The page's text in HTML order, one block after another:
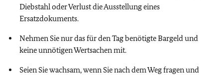
Diebstahl oder Verlust die Ausstellung eines
Ersatzdokuments.
Nehmen Sie nur das für den Tag benötigte Bargeld und
keine unnötigen Wertsachen mit.
Seien Sie wachsam, wenn Sie nach dem Weg fragen und